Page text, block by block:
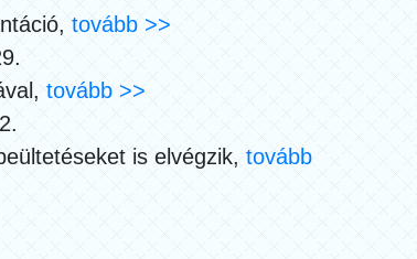
tovább >>
tovább >>
is elvégzik, tovább